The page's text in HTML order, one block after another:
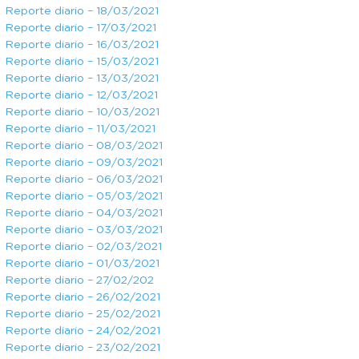
Reporte diario – 18/03/2021
Reporte diario – 17/03/2021
Reporte diario – 16/03/2021
Reporte diario – 15/03/2021
Reporte diario – 13/03/2021
Reporte diario – 12/03/2021
Reporte diario – 10/03/2021
Reporte diario – 11/03/2021
Reporte diario – 08/03/2021
Reporte diario – 09/03/2021
Reporte diario – 06/03/2021
Reporte diario – 05/03/2021
Reporte diario – 04/03/2021
Reporte diario – 03/03/2021
Reporte diario – 02/03/2021
Reporte diario – 01/03/2021
Reporte diario – 27/02/202
Reporte diario – 26/02/2021
Reporte diario – 25/02/2021
Reporte diario – 24/02/2021
Reporte diario – 23/02/2021